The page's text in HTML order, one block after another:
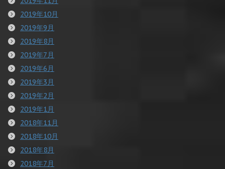
2019年10月
2019年9月
2019年8月
2019年7月
2019年6月
2019年3月
2019年2月
2019年1月
2018年11月
2018年10月
2018年8月
2018年7月